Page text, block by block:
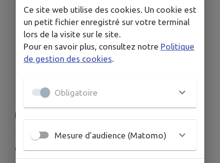
LIEU
Parc de loisirs des Amiets
DATE
Le mer. 22 juil.
Dans le parc des loisirs des Amiets :
⭐SPECTACLE⭐ 19 h 00 - Playground (arts du cirque
et mat chinois)
Ce site web utilise des cookies. Un cookie est
un petit fichier enregistré sur votre terminal
lors de la visite sur le site.
Pour en savoir plus, consultez notre Politique
de gestion des cookies.
Obligatoire
Mesure d'audience (Matomo)